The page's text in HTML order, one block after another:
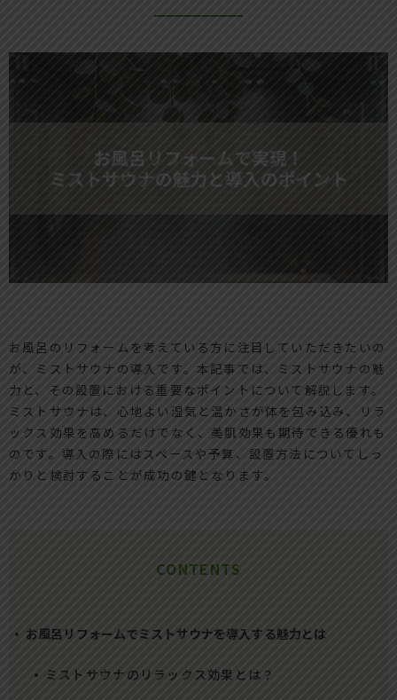
お風呂のリフォームを考えている方に注目していただきたいの
が、ミストサウナの導入です。本記事では、ミストサウナの魅
力と、その設置における重要なポイントについて解説します。
ミストサウナは、心地よい湿気と温かさが体を包み込み、リラ
ックス効果を高めるだけでなく、美肌効果も期待できる優れも
のです。導入の際にはスペースや予算、設置方法についてしっ
かりと検討することが成功の鍵となります。
CONTENTS
お風呂リフォームでミストサウナを導入する魅力とは
ミストサウナのリラックス効果とは？